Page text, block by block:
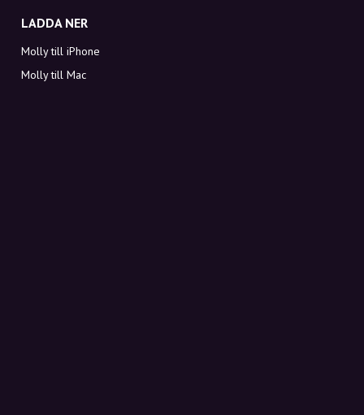
LADDA NER
Molly till iPhone
Molly till Mac